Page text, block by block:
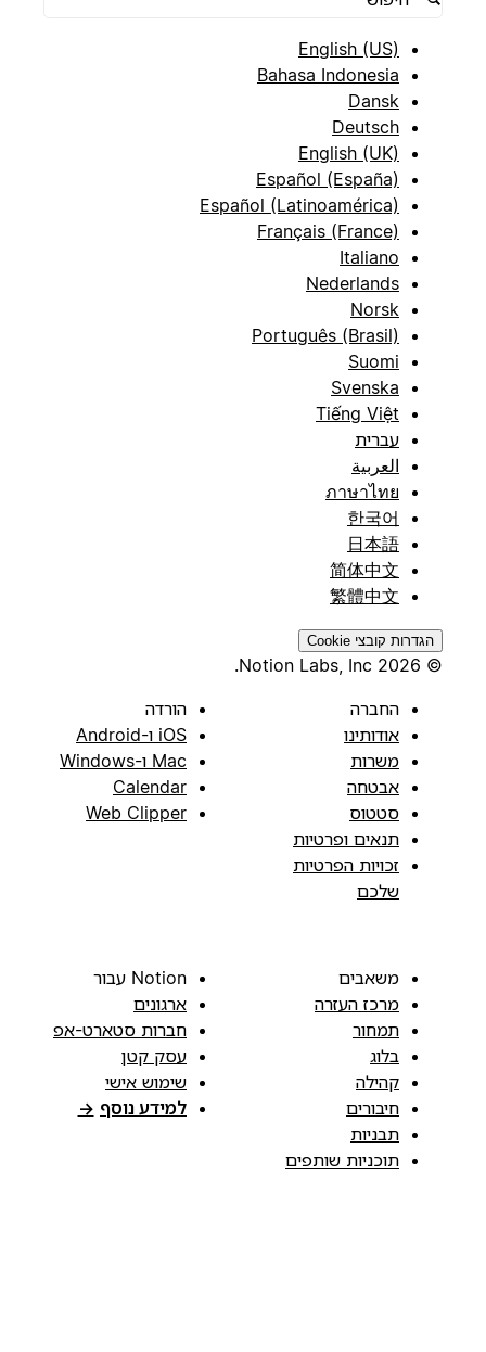
English (US)
Bahasa Indonesia
Dansk
Deutsch
English (UK)
Español (España)
Español (Latinoamérica)
Français (France)
Italiano
Nederlands
Norsk
Português (Brasil)
Suomi
Svenska
Tiếng Việt
עברית
العربية
ภาษาไทย
한국어
日本語
简体中文
繁體中文
הגדרות קובצי Cookie
החברה
אודותינו
משרות
אבטחה
סטטוס
תנאים ופרטיות
זכויות הפרטיות
שלכם
הורדה
iOS ו-Android
Mac ו-Windows
Calendar
Web Clipper
משאבים
מרכז העזרה
תמחור
בלוג
קהילה
חיבורים
תבניות
תוכניות שותפים
Notion עבור
ארגונים
חברות סטארט-אפ
עסק קטן
שימוש אישי
למידע נוסף →